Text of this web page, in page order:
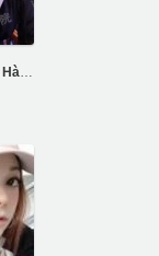
Phẫu thuật hai hàm tại bệnh viện ID Hàn Quốc